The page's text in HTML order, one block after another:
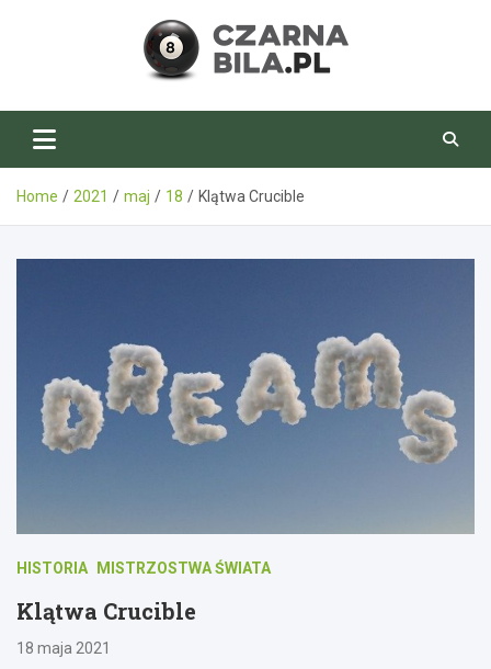
CzarnaBila.pl
Home 2021 maj 18 Klątwa Crucible
HISTORIA MISTRZOSTWA ŚWIATA
Klątwa Crucible
18 maja 2021